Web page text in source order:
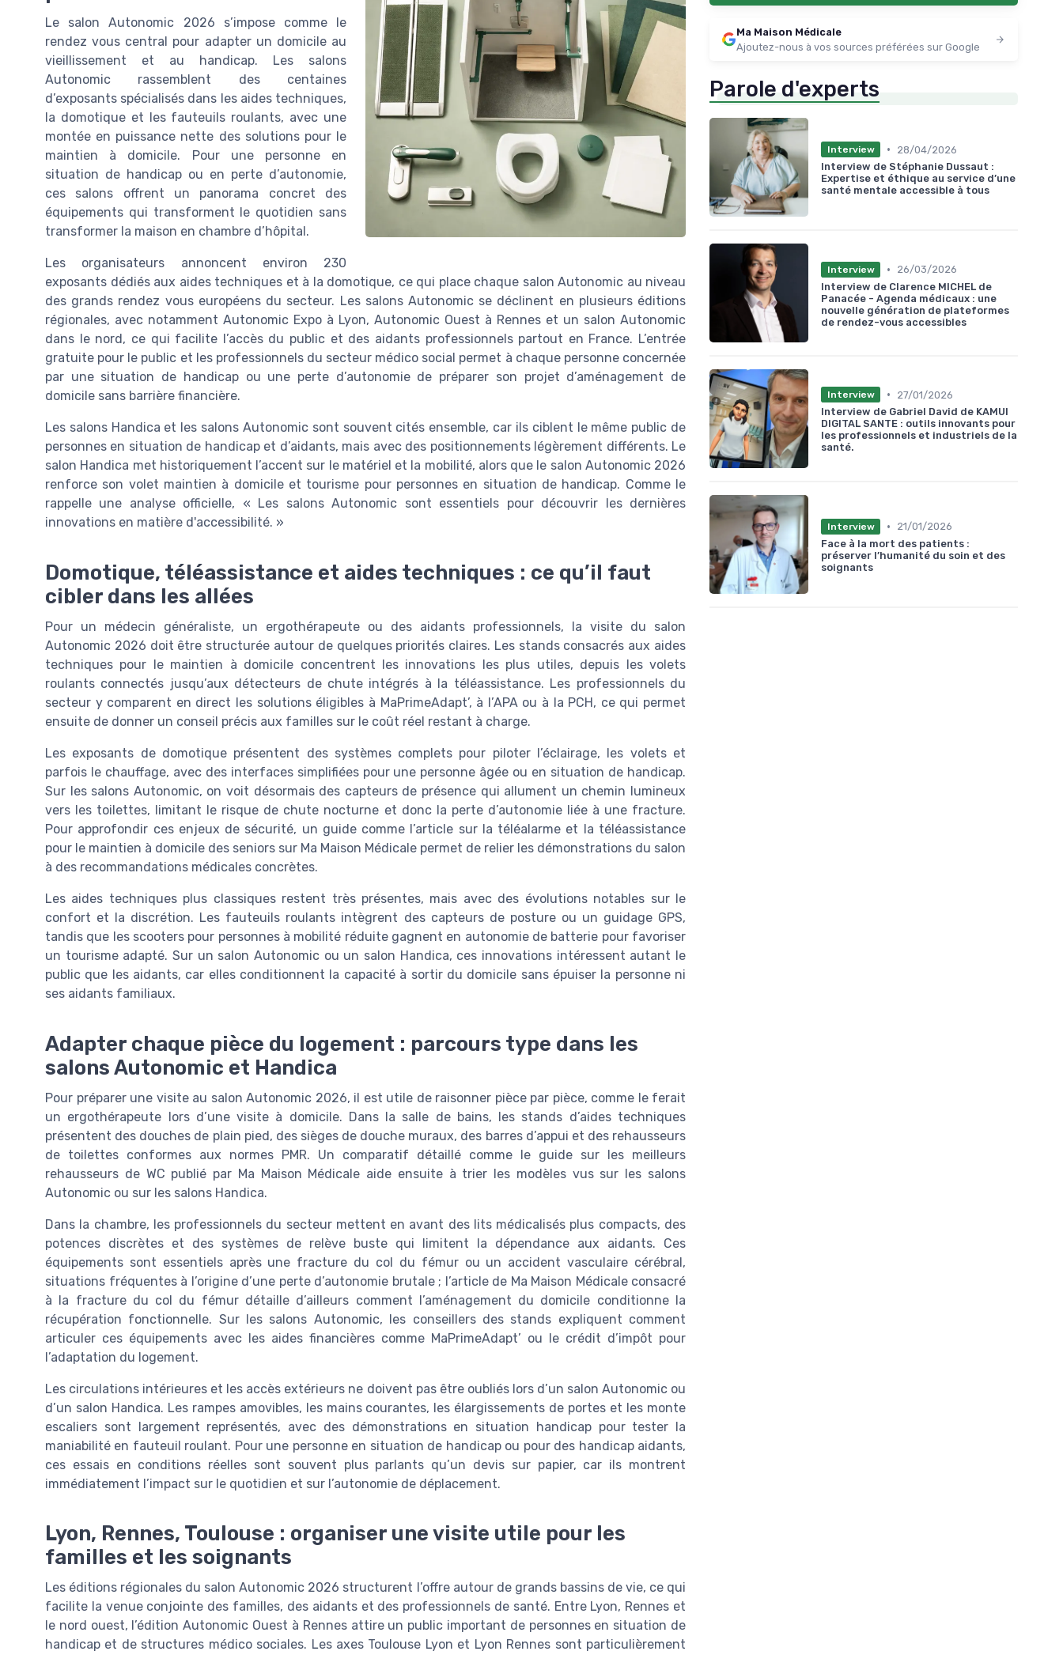
Le salon Autonomic 2026 s’impose comme le
rendez vous central pour adapter un domicile au
vieillissement et au handicap. Les salons
Autonomic rassemblent des centaines
d’exposants spécialisés dans les aides techniques,
la domotique et les fauteuils roulants, avec une
montée en puissance nette des solutions pour le
maintien à domicile. Pour une personne en
situation de handicap ou en perte d’autonomie,
ces salons offrent un panorama concret des
équipements qui transforment le quotidien sans
transformer la maison en chambre d’hôpital.
Les organisateurs annoncent environ 230
exposants dédiés aux aides techniques et à la domotique, ce qui place chaque salon Autonomic au niveau
des grands rendez vous européens du secteur. Les salons Autonomic se déclinent en plusieurs éditions
régionales, avec notamment Autonomic Expo à Lyon, Autonomic Ouest à Rennes et un salon Autonomic
dans le nord, ce qui facilite l’accès du public et des aidants professionnels partout en France. L’entrée
gratuite pour le public et les professionnels du secteur médico social permet à chaque personne concernée
par une situation de handicap ou une perte d’autonomie de préparer son projet d’aménagement de
domicile sans barrière financière.
Les salons Handica et les salons Autonomic sont souvent cités ensemble, car ils ciblent le même public de
personnes en situation de handicap et d’aidants, mais avec des positionnements légèrement différents. Le
salon Handica met historiquement l’accent sur le matériel et la mobilité, alors que le salon Autonomic 2026
renforce son volet maintien à domicile et tourisme pour personnes en situation de handicap. Comme le
rappelle une analyse officielle, « Les salons Autonomic sont essentiels pour découvrir les dernières
innovations en matière d'accessibilité. »
Domotique, téléassistance et aides techniques : ce qu’il faut
cibler dans les allées
Pour un médecin généraliste, un ergothérapeute ou des aidants professionnels, la visite du salon
Autonomic 2026 doit être structurée autour de quelques priorités claires. Les stands consacrés aux aides
techniques pour le maintien à domicile concentrent les innovations les plus utiles, depuis les volets
roulants connectés jusqu’aux détecteurs de chute intégrés à la téléassistance. Les professionnels du
secteur y comparent en direct les solutions éligibles à MaPrimeAdapt’, à l’APA ou à la PCH, ce qui permet
ensuite de donner un conseil précis aux familles sur le coût réel restant à charge.
Les exposants de domotique présentent des systèmes complets pour piloter l’éclairage, les volets et
parfois le chauffage, avec des interfaces simplifiées pour une personne âgée ou en situation de handicap.
Sur les salons Autonomic, on voit désormais des capteurs de présence qui allument un chemin lumineux
vers les toilettes, limitant le risque de chute nocturne et donc la perte d’autonomie liée à une fracture.
Pour approfondir ces enjeux de sécurité, un guide comme l’article sur la téléalarme et la téléassistance
pour le maintien à domicile des seniors sur Ma Maison Médicale permet de relier les démonstrations du salon
à des recommandations médicales concrètes.
Les aides techniques plus classiques restent très présentes, mais avec des évolutions notables sur le
confort et la discrétion. Les fauteuils roulants intègrent des capteurs de posture ou un guidage GPS,
tandis que les scooters pour personnes à mobilité réduite gagnent en autonomie de batterie pour favoriser
un tourisme adapté. Sur un salon Autonomic ou un salon Handica, ces innovations intéressent autant le
public que les aidants, car elles conditionnent la capacité à sortir du domicile sans épuiser la personne ni
ses aidants familiaux.
Adapter chaque pièce du logement : parcours type dans les
salons Autonomic et Handica
Pour préparer une visite au salon Autonomic 2026, il est utile de raisonner pièce par pièce, comme le ferait
un ergothérapeute lors d’une visite à domicile. Dans la salle de bains, les stands d’aides techniques
présentent des douches de plain pied, des sièges de douche muraux, des barres d’appui et des rehausseurs
de toilettes conformes aux normes PMR. Un comparatif détaillé comme le guide sur les meilleurs
rehausseurs de WC publié par Ma Maison Médicale aide ensuite à trier les modèles vus sur les salons
Autonomic ou sur les salons Handica.
Dans la chambre, les professionnels du secteur mettent en avant des lits médicalisés plus compacts, des
potences discrètes et des systèmes de relève buste qui limitent la dépendance aux aidants. Ces
équipements sont essentiels après une fracture du col du fémur ou un accident vasculaire cérébral,
situations fréquentes à l’origine d’une perte d’autonomie brutale ; l’article de Ma Maison Médicale consacré
à la fracture du col du fémur détaille d’ailleurs comment l’aménagement du domicile conditionne la
récupération fonctionnelle. Sur les salons Autonomic, les conseillers des stands expliquent comment
articuler ces équipements avec les aides financières comme MaPrimeAdapt’ ou le crédit d’impôt pour
l’adaptation du logement.
Les circulations intérieures et les accès extérieurs ne doivent pas être oubliés lors d’un salon Autonomic ou
d’un salon Handica. Les rampes amovibles, les mains courantes, les élargissements de portes et les monte
escaliers sont largement représentés, avec des démonstrations en situation handicap pour tester la
maniabilité en fauteuil roulant. Pour une personne en situation de handicap ou pour des handicap aidants,
ces essais en conditions réelles sont souvent plus parlants qu’un devis sur papier, car ils montrent
immédiatement l’impact sur le quotidien et sur l’autonomie de déplacement.
Lyon, Rennes, Toulouse : organiser une visite utile pour les
familles et les soignants
Les éditions régionales du salon Autonomic 2026 structurent l’offre autour de grands bassins de vie, ce qui
facilite la venue conjointe des familles, des aidants et des professionnels de santé. Entre Lyon, Rennes et
le nord ouest, l’édition Autonomic Ouest à Rennes attire un public important de personnes en situation de
handicap et de structures médico sociales. Les axes Toulouse Lyon et Lyon Rennes sont particulièrement
Ma Maison Médicale
Ajoutez-nous à vos sources préférées sur Google
Parole d'experts
Interview •
28/04/2026
Interview de Stéphanie Dussaut :
Expertise et éthique au service d’une
santé mentale accessible à tous
Interview •
26/03/2026
Interview de Clarence MICHEL de
Panacée - Agenda médicaux : une
nouvelle génération de plateformes
de rendez-vous accessibles
Interview •
27/01/2026
Interview de Gabriel David de KAMUI
DIGITAL SANTE : outils innovants pour
les professionnels et industriels de la
santé.
Interview •
21/01/2026
Face à la mort des patients :
préserver l’humanité du soin et des
soignants